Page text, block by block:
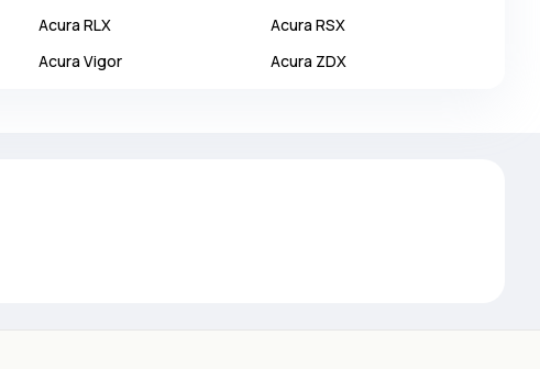
Acura RLX Acura RSX
Acura Vigor Acura ZDX